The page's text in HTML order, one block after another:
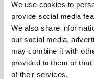
We use cookies to
provide social media
We also share
our social media,
may combine it with
provided to them or
of their services.